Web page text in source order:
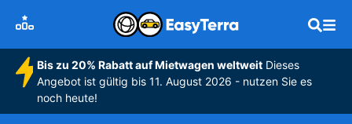
Bis zu 20% Rabatt auf Mietwagen weltweitDieses
Angebot ist gültig bis 11. August 2026 - nutzen Sie es
noch heute!